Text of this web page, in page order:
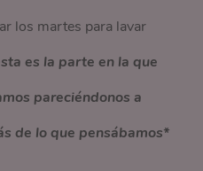
los martes para lavar
es la parte en la que
pareciéndonos a
de lo que pensábamos*